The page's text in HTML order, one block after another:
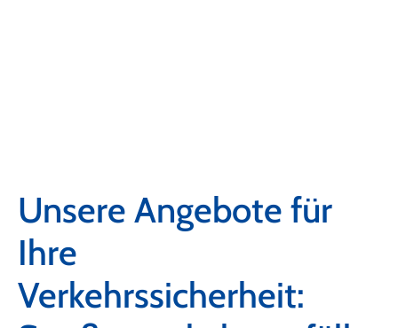
Unsere Angebote für
Ihre
Verkehrssicherheit: